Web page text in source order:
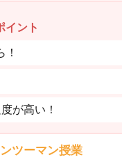
イント
が高い！
ツーマン授業